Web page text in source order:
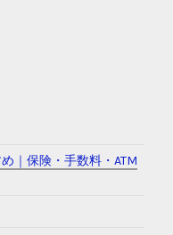
｜保険・手数料・ATM